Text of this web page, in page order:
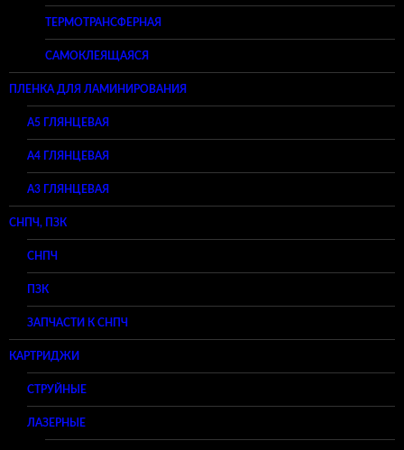
ТЕРМОТРАНСФЕРНАЯ
САМОКЛЕЯЩАЯСЯ
ПЛЕНКА ДЛЯ ЛАМИНИРОВАНИЯ
A5 ГЛЯНЦЕВАЯ
А4 ГЛЯНЦЕВАЯ
A3 ГЛЯНЦЕВАЯ
СНПЧ, ПЗК
СНПЧ
ПЗК
ЗАПЧАСТИ К СНПЧ
КАРТРИДЖИ
СТРУЙНЫЕ
ЛАЗЕРНЫЕ